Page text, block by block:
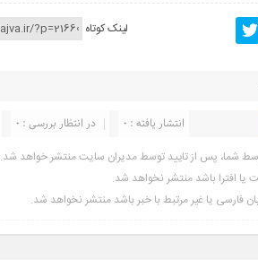
لینک کوتاه
در انتظار بررسی : 0 انتشار یافته : 0
شما، پس از تایید توسط مدیران سایت منتشر خواهد شد.
یا افترا باشد منتشر نخواهد شد.
فارسی یا غیر مرتبط با خبر باشد منتشر نخواهد شد.